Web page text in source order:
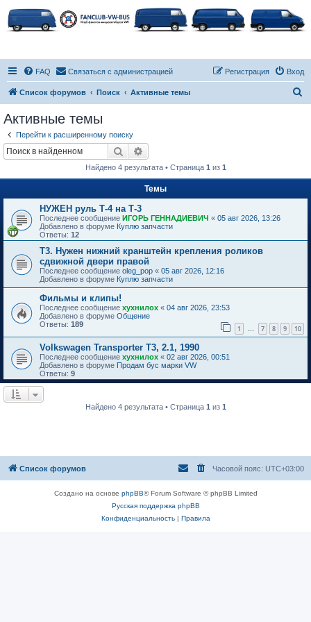
FAQ Связаться с администрацией Вход
Регистрация
Список форумов Поиск Активные темы
Активные темы
Перейти к расширенному поиску
Поиск
Найдено 4 результата • Страница 1 из 1
Темы
НУЖЕН руль Т-4 на Т-3
Последнее сообщение ИГОРЬ ГЕННАДИЕВИЧ « 05 авг 2026, 13:26
Добавлено в форуме Куплю запчасти
Ответы: 12
Т3. Нужен нижний кранштейн крепления роликов
сдвижной двери правой
Последнее сообщение oleg_pop « 05 авг 2026, 12:16
Добавлено в форуме Куплю запчасти
Фильмы и клипы!
Последнее сообщение хухнилох « 04 авг 2026, 23:53
Добавлено в форуме Общение
Ответы: 189 1 … 7 8 9 10
Volkswagen Transporter T3, 2.1, 1990
Последнее сообщение хухнилох « 02 авг 2026, 00:51
Добавлено в форуме Продам бус марки VW
Ответы: 9
Найдено 4 результата • Страница 1 из 1
Список форумов Часовой пояс: UTC+03:00
Создано на основе phpBB® Forum Software © phpBB Limited
Русская поддержка phpBB
Конфиденциальность| Правила